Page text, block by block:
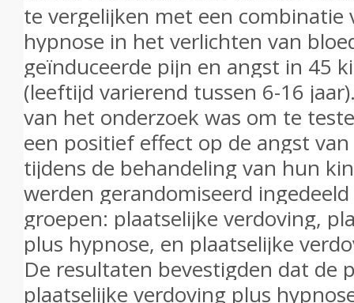
te vergelijken met een combinatie
hypnose in het verlichten van
geïnduceerde pijn en angst in 45
(leeftijd varierend tussen 6-16
van het onderzoek was om te
een positief effect op de angst
tijdens de behandeling van hun
werden gerandomiseerd
groepen: plaatselijke verdoving,
plus hypnose, en plaatselijke
De resultaten bevestigden dat de
plaatselijke verdoving plus